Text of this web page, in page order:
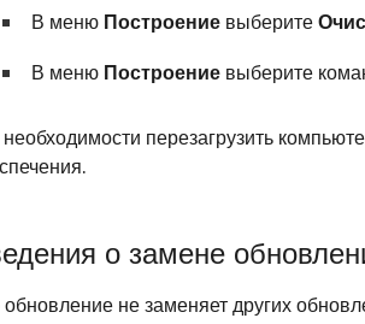
В меню Построениевыберите
В меню Построениевыберите
перезагрузить
о замене
не заменяет других